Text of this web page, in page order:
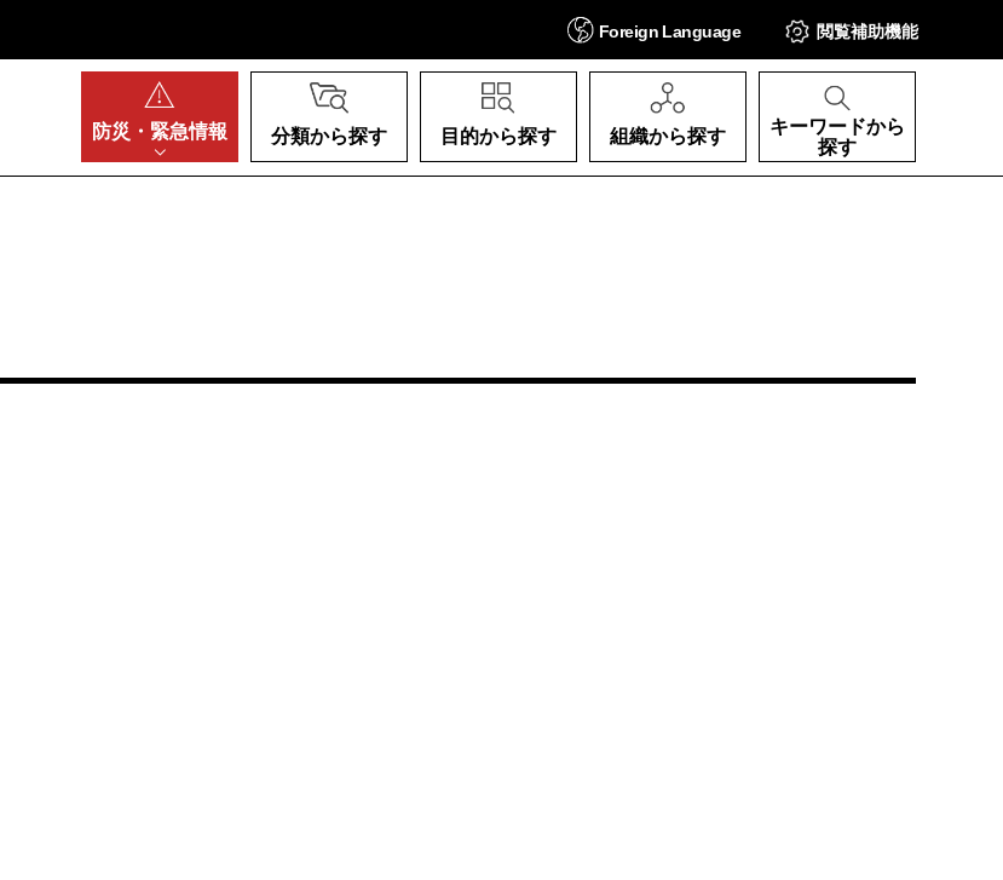
Foreign Language 閲覧補助機能
防災・ 緊急情報 分類から探す 目的から探す 組織から探す
キーワードから
探す